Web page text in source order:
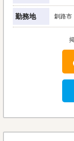
勤務地 釧路市